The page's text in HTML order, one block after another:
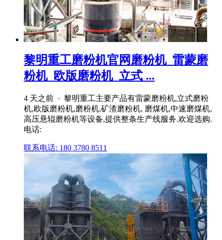
黎明重工磨粉机官网磨粉机_雷蒙磨
粉机_欧版磨粉机_立式 ...
4 天之前 · 黎明重工主要产品有雷蒙磨粉机,立式磨粉
机,欧版磨粉机,磨粉机,矿渣磨粉机, 磨煤机,中速磨煤机,
高压悬辊磨粉机等设备,提供整条生产线服务.欢迎选购.
电话:
联系电话: 180 3780 8511